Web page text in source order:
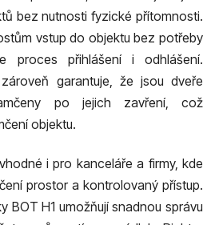
bez nutnosti fyzické přítomnosti.
vstup do objektu bez potřeby
proces přihlášení i odhlášení.
garantuje, že jsou dveře
po jejich zavření, což
objektu.
i pro kanceláře a firmy, kde
prostor a kontrolovaný přístup.
BOT H1 umožňují snadnou správu